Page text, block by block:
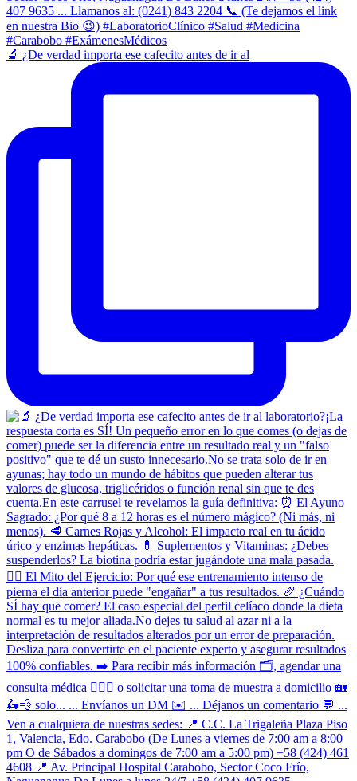
​🔬 ¿De verdad importa ese cafecito antes de ir al